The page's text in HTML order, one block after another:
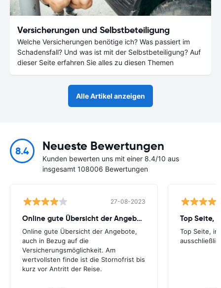
Versicherungen und Selbstbeteiligung
Welche Versicherungen benötige ich? Was passiert im
Schadensfall? Und was ist mit der Selbstbeteiligung? Auf
dieser Seite erfahren Sie alles zu diesen Themen
Alle Artikel anzeigen
8.4 Neueste Bewertungen
Kunden bewerten uns mit einer 8.4/10 aus
insgesamt 108006 Bewertungen
27-08-2023
Online gute Übersicht der Angebote
Online gute Übersicht der Angebote,
auch in Bezug auf die
Versicherungsmöglichkeit. Am
wertvollsten finde ist die Stornofrist bis
kurz vor Antritt der Reise.
Top Seite,
Top Seite,